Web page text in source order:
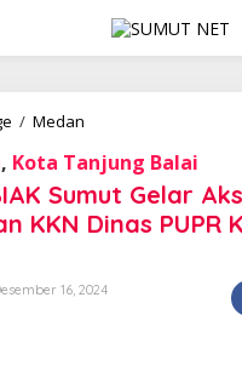
/ Medan
D
B
I
A
u
, Kota Tanjung Balai
Sumut Gelar
KKN Dinas PUPR
16, 2024